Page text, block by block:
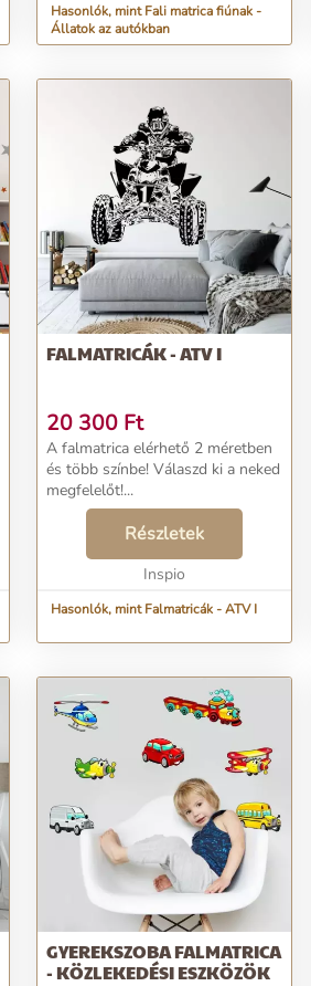
Hasonlók, mint Fali matrica fiúnak -
Állatok az autókban
FALMATRICÁK - ATV I
20 300 Ft
A falmatrica elérhető 2 méretben
és több színbe! Válaszd ki a neked
megfelelőt!...
Részletek
Inspio
Hasonlók, mint Falmatricák - ATV I
GYEREKSZOBA FALMATRICA
- KÖZLEKEDÉSI ESZKÖZÖK